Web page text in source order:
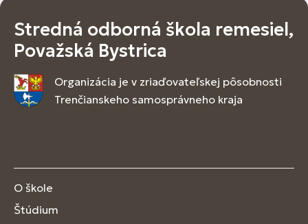
Stredná odborná škola remesiel,
Považská Bystrica
Organizácia je v zriaďovateľskej pôsobnosti
Trenčianskeho samosprávneho kraja
O škole
Štúdium